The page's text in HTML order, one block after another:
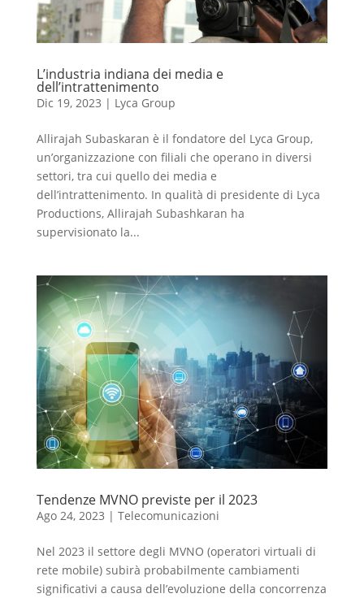
L’industria indiana dei media e
dell’intrattenimento
Dic 19, 2023 | Lyca Group
Allirajah Subaskaran è il fondatore del Lyca Group,
un’organizzazione con filiali che operano in diversi
settori, tra cui quello dei media e
dell’intrattenimento. In qualità di presidente di Lyca
Productions, Allirajah Subashkaran ha
supervisionato la...
Tendenze MVNO previste per il 2023
Ago 24, 2023 | Telecomunicazioni
Nel 2023 il settore degli MVNO (operatori virtuali di
rete mobile) subirà probabilmente cambiamenti
significativi a causa dell’evoluzione della concorrenza